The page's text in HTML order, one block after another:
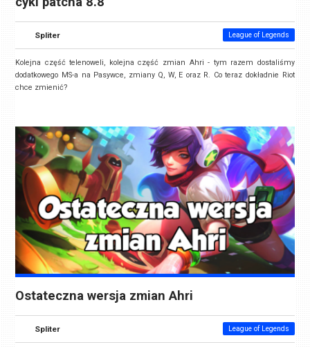
Spliter League of Legends
Kolejna część telenoweli, kolejna część zmian Ahri - tym razem dostaliśmy
dodatkowego MS-a na Pasywce, zmiany Q, W, E oraz R. Co teraz dokładnie Riot
chce zmienić?
Ostateczna wersja zmian Ahri
Spliter League of Legends